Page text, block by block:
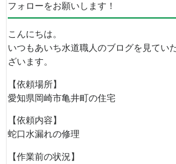
フォローをお願いします！
こんにちは。
いつもあいち水道職人のブログを見てい
ざいます。
【依頼場所】
愛知県岡崎市亀井町の住宅
【依頼内容】
蛇口水漏れの修理
【作業前の状況】